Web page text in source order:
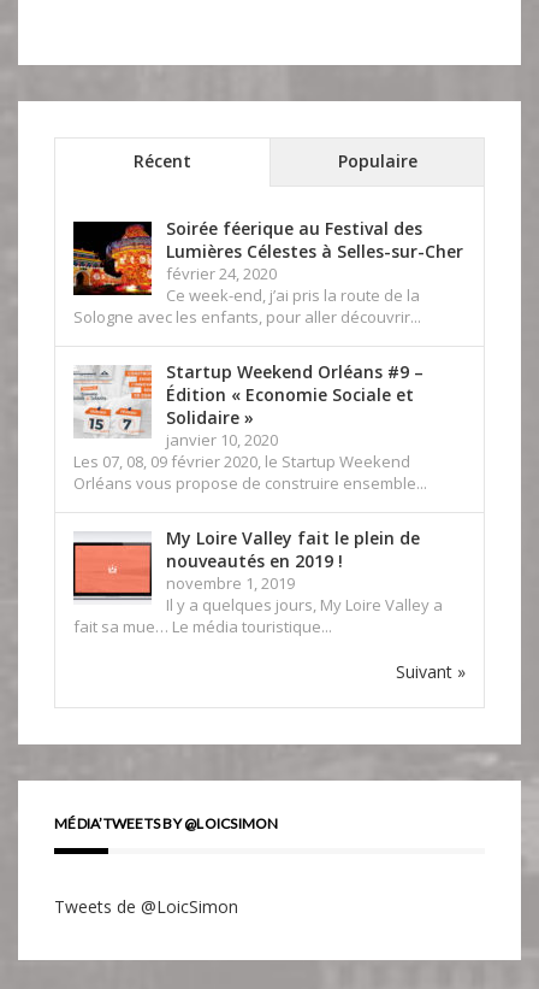
Récent Populaire
Soirée féerique au Festival des
Lumières Célestes à Selles-sur-Cher
février 24, 2020
Ce week-end, j’ai pris la route de la
Sologne avec les enfants, pour aller découvrir...
Startup Weekend Orléans #9 –
Édition « Economie Sociale et
Solidaire »
janvier 10, 2020
Les 07, 08, 09 février 2020, le Startup Weekend
Orléans vous propose de construire ensemble...
My Loire Valley fait le plein de
nouveautés en 2019 !
novembre 1, 2019
Il y a quelques jours, My Loire Valley a
fait sa mue… Le média touristique...
Suivant »
MÉDIA’TWEETS BY @LOICSIMON
Tweets de @LoicSimon